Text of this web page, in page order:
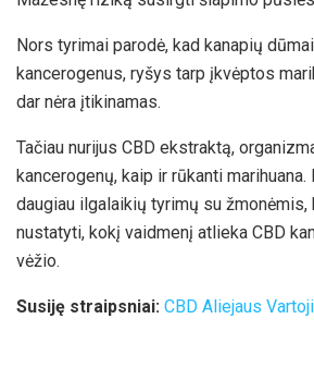
Nors tyrimai parodė, kad kanapių
kancerogenus, ryšys tarp įkvėptos
dar nėra įtikinamas.
Tačiau nurijus CBD ekstraktą,
kancerogenų, kaip ir rūkanti
daugiau ilgalaikių tyrimų su žmonėmis,
nustatyti, kokį vaidmenį atlieka CBD
vėžio.
Susiję straipsniai: CBD Aliejaus